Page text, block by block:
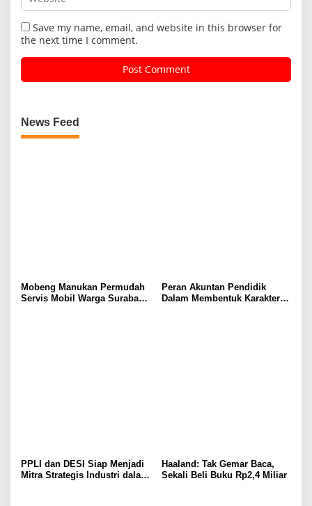
Save my name, email, and website in this browser for
the next time I comment.
News Feed
Mobeng Manukan Permudah
Servis Mobil Warga Surabaya
Peran Akuntan Pendidik
Dalam Membentuk Karakter
PPLI dan DESI Siap Menjadi
Mitra Strategis Industri dalam
Haaland: Tak Gemar Baca,
Sekali Beli Buku Rp2,4 Miliar